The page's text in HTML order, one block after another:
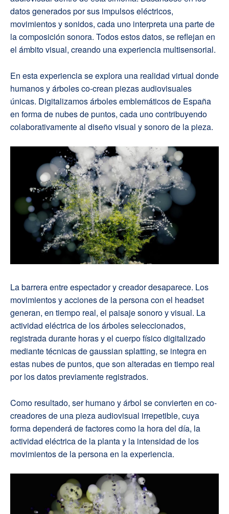
datos generados por sus impulsos eléctricos,
movimientos y sonidos, cada uno interpreta una parte de
la composición sonora. Todos estos datos, se reflejan en
el ámbito visual, creando una experiencia multisensorial.
En esta experiencia se explora una realidad virtual donde
humanos y árboles co-crean piezas audiovisuales
únicas. Digitalizamos árboles emblemáticos de España
en forma de nubes de puntos, cada uno contribuyendo
colaborativamente al diseño visual y sonoro de la pieza.
La barrera entre espectador y creador desaparece. Los
movimientos y acciones de la persona con el headset
generan, en tiempo real, el paisaje sonoro y visual. La
actividad eléctrica de los árboles seleccionados,
registrada durante horas y el cuerpo físico digitalizado
mediante técnicas de gaussian splatting, se integra en
estas nubes de puntos, que son alteradas en tiempo real
por los datos previamente registrados.
Como resultado, ser humano y árbol se convierten en co-
creadores de una pieza audiovisual irrepetible, cuya
forma dependerá de factores como la hora del día, la
actividad eléctrica de la planta y la intensidad de los
movimientos de la persona en la experiencia.